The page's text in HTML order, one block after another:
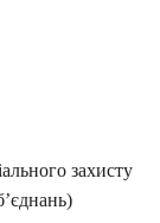
захисту